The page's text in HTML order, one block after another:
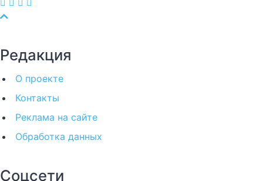
Редакция
О проекте
Контакты
Реклама на сайте
Обработка данных
Соцсети